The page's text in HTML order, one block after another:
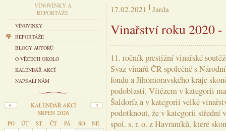
VÍNOVINKY A
REPORTÁŽE
VÍNOVINKY
REPORTÁŽE
BLOGY AUTORŮ
O VĚCECH OKOLO
KALENDÁŘ AKCÍ
NAPSALI NÁM
KALENDÁŘ AKCÍ
SRPEN 2026
PO
ÚT ST ČT PÁ SO NE
17.02.2021 Jarda
Vinařství roku 2020
11. ročník prestižní vinařské
Svaz vinařů ČR společně s
fondu a Jihomoravského kraje
podoblasti. Vítězem v kategorii
Šaldorfa a v kategorii velké
podotknout, že v kategorii
spol. s. r. o. z Havraníků, které